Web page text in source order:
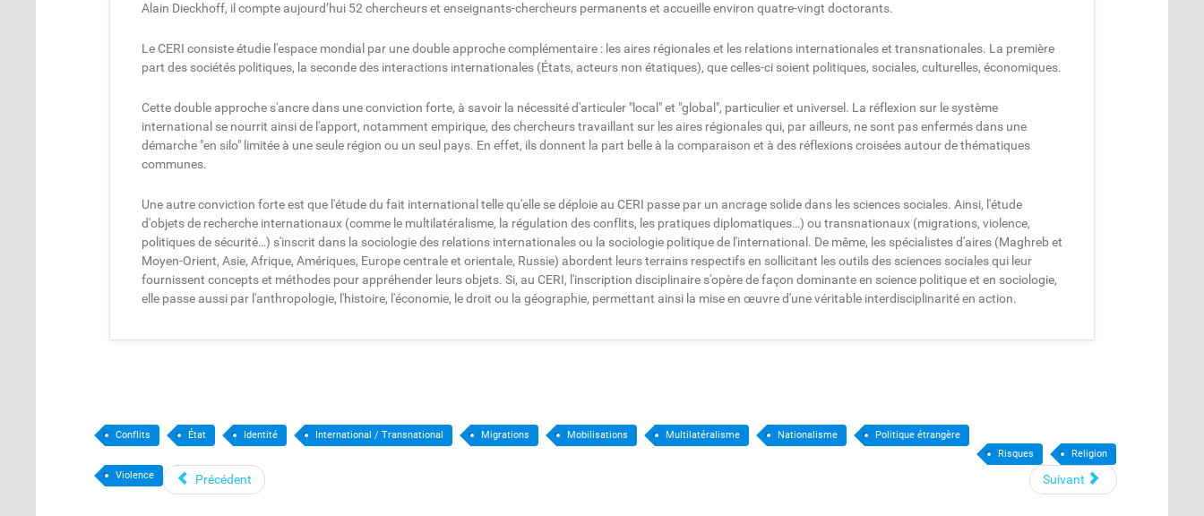
Alain Dieckhoff, il compte aujourd’hui 52 chercheurs et enseignants-chercheurs permanents et accueille environ quatre-vingt doctorants.
Le CERI consiste étudie l'espace mondial par une double approche complémentaire : les aires régionales et les relations internationales et transnationales. La première
part des sociétés politiques, la seconde des interactions internationales (États, acteurs non étatiques), que celles-ci soient politiques, sociales, culturelles, économiques.
Cette double approche s'ancre dans une conviction forte, à savoir la nécessité d'articuler "local" et "global", particulier et universel. La réflexion sur le système
international se nourrit ainsi de l'apport, notamment empirique, des chercheurs travaillant sur les aires régionales qui, par ailleurs, ne sont pas enfermés dans une
démarche "en silo" limitée à une seule région ou un seul pays. En effet, ils donnent la part belle à la comparaison et à des réflexions croisées autour de thématiques
communes.
Une autre conviction forte est que l'étude du fait international telle qu'elle se déploie au CERI passe par un ancrage solide dans les sciences sociales. Ainsi, l'étude
d'objets de recherche internationaux (comme le multilatéralisme, la régulation des conflits, les pratiques diplomatiques…) ou transnationaux (migrations, violence,
politiques de sécurité…) s'inscrit dans la sociologie des relations internationales ou la sociologie politique de l'international. De même, les spécialistes d'aires (Maghreb et
Moyen-Orient, Asie, Afrique, Amériques, Europe centrale et orientale, Russie) abordent leurs terrains respectifs en sollicitant les outils des sciences sociales qui leur
fournissent concepts et méthodes pour appréhender leurs objets. Si, au CERI, l'inscription disciplinaire s'opère de façon dominante en science politique et en sociologie,
elle passe aussi par l'anthropologie, l'histoire, l'économie, le droit ou la géographie, permettant ainsi la mise en œuvre d'une véritable interdisciplinarité en action.
Conflits État Identité International / Transnational Migrations Mobilisations Multilatéralisme Nationalisme Politique étrangère
Risques Religion
Violence Précédent Suivant